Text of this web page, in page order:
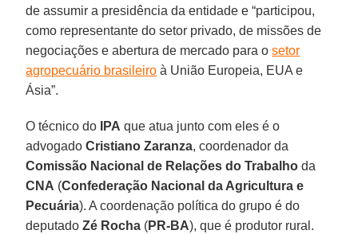
de assumir a presidência da entidade e “participou,
como representante do setor privado, de missões de
negociações e abertura de mercado para osetor
agropecuário brasileiro à União Europeia, EUA e
Ásia”.
O técnico do IPA que atua junto com eles é o
advogadoCristiano Zaranza, coordenador da
Comissão Nacional de Relações do Trabalho da
CNA (Confederação Nacional da Agricultura e
Pecuária). A coordenação política do grupo é do
deputadoZé Rocha (PR-BA), que é produtor rural.